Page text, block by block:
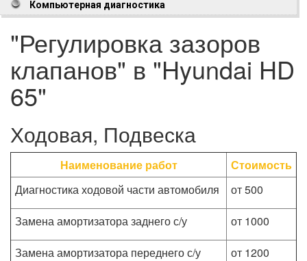
Компьютерная диагностика
"Регулировка зазоров
клапанов" в "Hyundai HD
65"
Ходовая, Подвеска
Наименование работ
Стоимость
Диагностика ходовой части автомобиля
от 500
Замена амортизатора заднего с/у
от 1000
Замена амортизатора переднего с/у
от 1200